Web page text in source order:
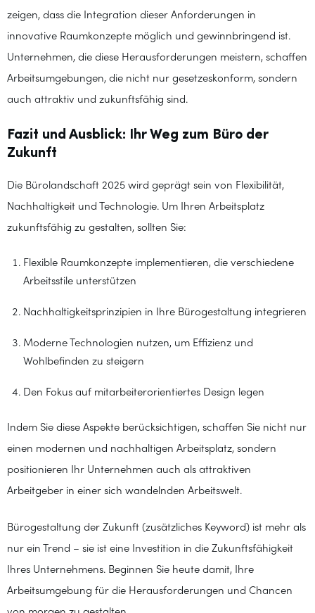
zeigen, dass die Integration dieser Anforderungen in
innovative Raumkonzepte möglich und gewinnbringend ist.
Unternehmen, die diese Herausforderungen meistern, schaffen
Arbeitsumgebungen, die nicht nur gesetzeskonform, sondern
auch attraktiv und zukunftsfähig sind.
Fazit und Ausblick: Ihr Weg zum Büro der
Zukunft
Die Bürolandschaft 2025 wird geprägt sein von Flexibilität,
Nachhaltigkeit und Technologie. Um Ihren Arbeitsplatz
zukunftsfähig zu gestalten, sollten Sie:
Flexible Raumkonzepte implementieren, die verschiedene
Arbeitsstile unterstützen
Nachhaltigkeitsprinzipien in Ihre Bürogestaltung integrieren
Moderne Technologien nutzen, um Effizienz und
Wohlbefinden zu steigern
Den Fokus auf mitarbeiterorientiertes Design legen
Indem Sie diese Aspekte berücksichtigen, schaffen Sie nicht nur
einen modernen und nachhaltigen Arbeitsplatz, sondern
positionieren Ihr Unternehmen auch als attraktiven
Arbeitgeber in einer sich wandelnden Arbeitswelt.
Bürogestaltung der Zukunft (zusätzliches Keyword) ist mehr als
nur ein Trend – sie ist eine Investition in die Zukunftsfähigkeit
Ihres Unternehmens. Beginnen Sie heute damit, Ihre
Arbeitsumgebung für die Herausforderungen und Chancen